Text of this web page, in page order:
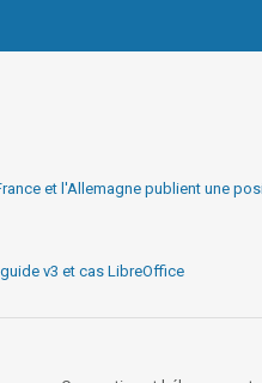
et l'Allemagne publient une
guide v3 et cas LibreOffice